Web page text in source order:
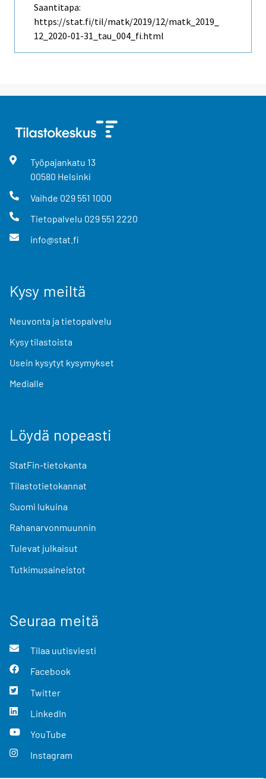
Saantitapa:
https://stat.fi/til/matk/2019/12/matk_2019_
12_2020-01-31_tau_004_fi.html
Työpajankatu 13
00580 Helsinki
Vaihde 029 551 1000
Tietopalvelu 029 551 2220
info@stat.fi
Kysy meiltä
Neuvonta ja tietopalvelu
Kysy tilastoista
Usein kysytyt kysymykset
Medialle
Löydä nopeasti
StatFin-tietokanta
Tilastotietokannat
Suomi lukuina
Rahanarvonmuunnin
Tulevat julkaisut
Tutkimusaineistot
Seuraa meitä
Tilaa uutisviesti
Facebook
Twitter
LinkedIn
YouTube
Instagram